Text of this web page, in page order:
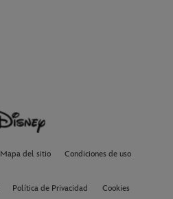
Mapa del sitio Condiciones de uso
Política de Privacidad Cookies